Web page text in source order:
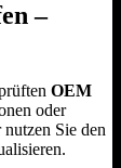
–
OEM
oder
nutzen Sie den